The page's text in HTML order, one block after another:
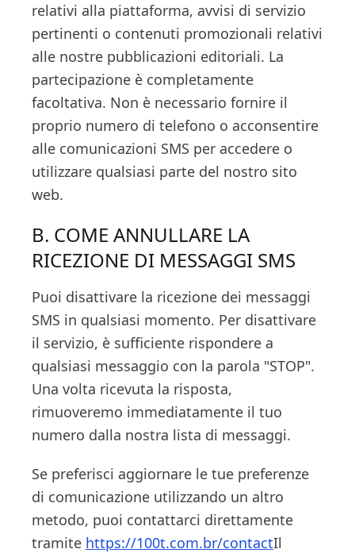
relativi alla piattaforma, avvisi di servizio
pertinenti o contenuti promozionali relativi
alle nostre pubblicazioni editoriali. La
partecipazione è completamente
facoltativa. Non è necessario fornire il
proprio numero di telefono o acconsentire
alle comunicazioni SMS per accedere o
utilizzare qualsiasi parte del nostro sito
web.
B. COME ANNULLARE LA
RICEZIONE DI MESSAGGI SMS
Puoi disattivare la ricezione dei messaggi
SMS in qualsiasi momento. Per disattivare
il servizio, è sufficiente rispondere a
qualsiasi messaggio con la parola "STOP".
Una volta ricevuta la risposta,
rimuoveremo immediatamente il tuo
numero dalla nostra lista di messaggi.
Se preferisci aggiornare le tue preferenze
di comunicazione utilizzando un altro
metodo, puoi contattarci direttamente
tramite https://100t.com.br/contactIl